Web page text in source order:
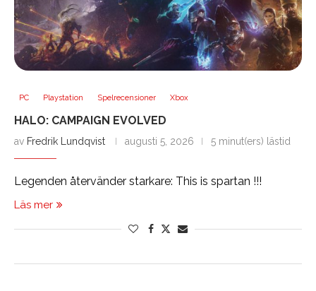
PC Playstation Spelrecensioner Xbox
HALO: CAMPAIGN EVOLVED
av Fredrik Lundqvist augusti 5, 2026 5 minut(ers) lästid
Legenden återvänder starkare: This is spartan !!!
Läs mer